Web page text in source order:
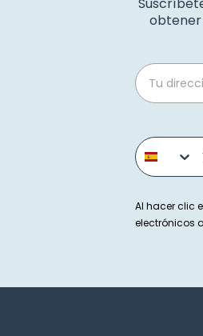
obtener
Email
Phone
Al hacer clic
electrónicos